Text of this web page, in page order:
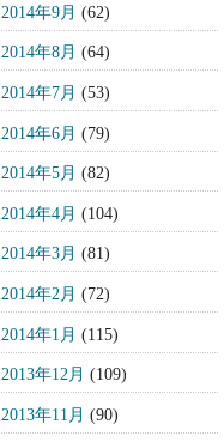
2014年9月 (62)
2014年8月 (64)
2014年7月 (53)
2014年6月 (79)
2014年5月 (82)
2014年4月 (104)
2014年3月 (81)
2014年2月 (72)
2014年1月 (115)
2013年12月 (109)
2013年11月 (90)